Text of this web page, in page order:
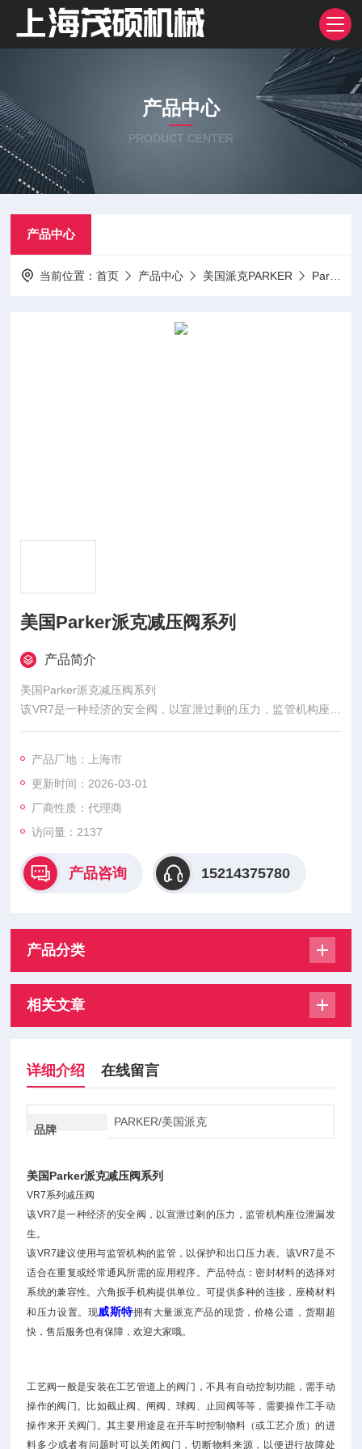
产品中心
PRODUCT CENTER
产品中心
当前位置：首页 产品中心 美国派克PARKER Parker阀
美国Parker派克减压阀系列
产品简介
美国Parker派克减压阀系列
该VR7是一种经济的安全阀，以宣泄过剩的压力，监管机构座位
泄漏发生。
7是不适合在重复或经常通风所需的应用程序。产品特点：密封
材料的选择对系统的兼容性。六角扳手机构提供单位。可提供多
种的连接，座椅材料和压力设置。现威斯特拥有大量派克产品的
现货，价格公道，货期超快，售后服务也有保障，欢迎大家哦。
产品厂地：上海市
更新时间：2026-03-01
厂商性质：代理商
访问量：2137
产品咨询 15214375780
产品分类
相关文章
详细介绍 在线留言
品牌
PARKER/美国派克
美国Parker派克减压阀系列
VR7系列减压阀
该VR7是一种经济的安全阀，以宣泄过剩的压力，监管机构座位泄漏发
生。
该VR7建议使用与监管机构的监管，以保护和出口压力表。该VR7是不
适合在重复或经常通风所需的应用程序。产品特点：密封材料的选择对
系统的兼容性。六角扳手机构提供单位。可提供多种的连接，座椅材料
和压力设置。现威斯特拥有大量派克产品的现货，价格公道，货期超
快，售后服务也有保障，欢迎大家哦。
工艺阀一般是安装在工艺管道上的阀门，不具有自动控制功能，需手动
操作的阀门。比如截止阀、闸阀、球阀、止回阀等等，需要操作工手动
操作来开关阀门。其主要用途是在开车时控制物料（或工艺介质）的进
料多少或者有问题时可以关闭阀门，切断物料来源，以便进行故障处